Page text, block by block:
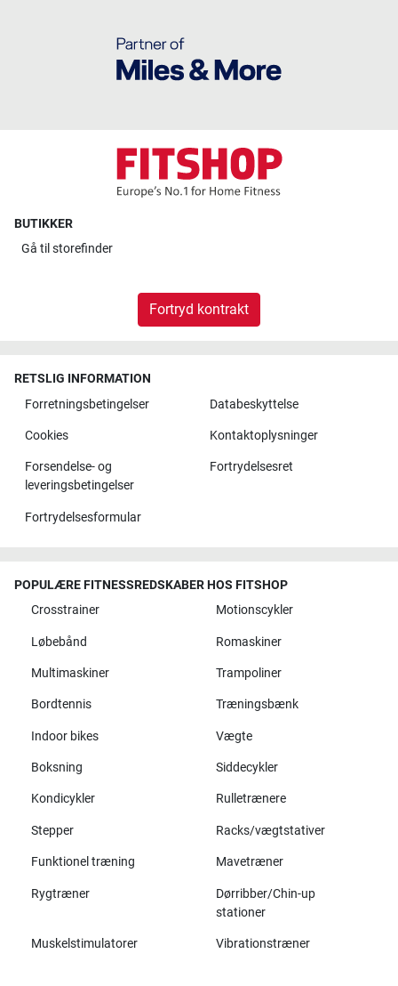
BUTIKKER
Gå til storefinder
Fortryd kontrakt
RETSLIG INFORMATION
Forretningsbetingelser
Databeskyttelse
Cookies Kontaktoplysninger
Forsendelse- og
leveringsbetingelser
Fortrydelsesret
Fortrydelsesformular
POPULÆRE FITNESSREDSKABER HOS FITSHOP
Crosstrainer
Motionscykler
Løbebånd Romaskiner
Multimaskiner Trampoliner
Bordtennis Træningsbænk
Indoor bikes Vægte
Boksning Siddecykler
Kondicykler Rulletrænere
Stepper Racks/vægtstativer
Funktionel træning Mavetræner
Rygtræner
Dørribber/Chin-up
stationer
Muskelstimulatorer Vibrationstræner